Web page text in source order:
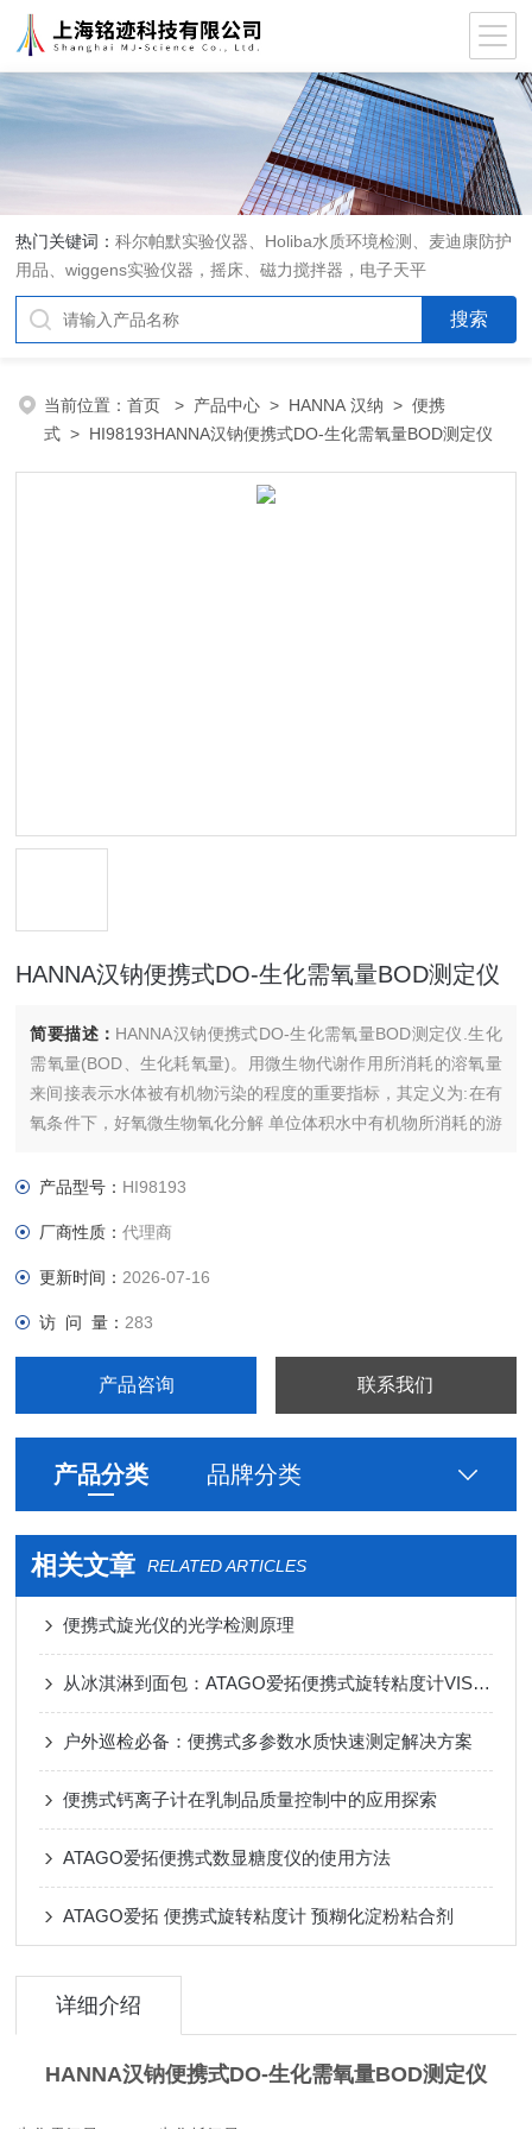
热门关键词：科尔帕默实验仪器、Holiba水质环境检测、麦迪康防护
用品、wiggens实验仪器，摇床、磁力搅拌器，电子天平
当前位置：首页 > 产品中心 > HANNA 汉纳 >便携
式 > HI98193HANNA汉钠便携式DO-生化需氧量BOD测定仪
HANNA汉钠便携式DO-生化需氧量BOD测定仪
简要描述： HANNA汉钠便携式DO-生化需氧量BOD测定仪.生化
需氧量(BOD、生化耗氧量)。用微生物代谢作用所消耗的溶氧量
来间接表示水体被有机物污染的程度的重要指标，其定义为:在有
氧条件下，好氧微生物氧化分解 单位体积水中有机物所消耗的游
物质就越多，污染就越严重。国际标准是在设定20°C的培养箱中
产品型号： HI98193
厂商性质：代理商
更新时间： 2026-07-16
访 问 量： 283
产品咨询 联系我们
产品分类 品牌分类
相关文章 RELATED ARTICLES
便携式旋光仪的光学检测原理
从冰淇淋到面包：ATAGO爱拓便携式旋转粘度计VISCO™如何把关CMC质构？
户外巡检必备：便携式多参数水质快速测定解决方案
便携式钙离子计在乳制品质量控制中的应用探索
ATAGO爱拓便携式数显糖度仪的使用方法
ATAGO爱拓 便携式旋转粘度计 预糊化淀粉粘合剂
详细介绍
HANNA汉钠便携式DO-生化需氧量BOD测定仪